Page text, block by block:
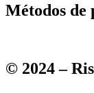
Métodos de
© 2024 –